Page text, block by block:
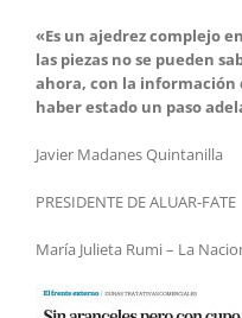
«Es un ajedrez complejo
las piezas no se pueden
ahora, con la información
haber estado un paso
Javier Madanes Quintanilla
PRESIDENTE DE ALUAR-FATE
María Julieta Rumi – La